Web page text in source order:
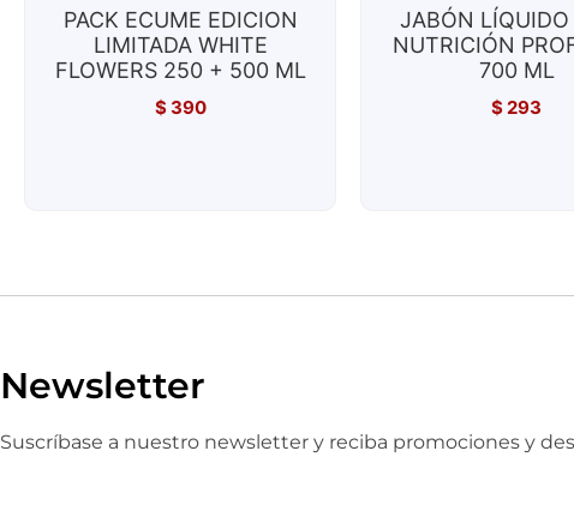
PACK ECUME EDICION
LIMITADA WHITE
FLOWERS 250 + 500 ML
$390
JABÓN LÍQUIDO
NUTRICIÓN
700 ML
$293
Newsletter
Suscríbase a nuestro newsletter y reciba promociones y